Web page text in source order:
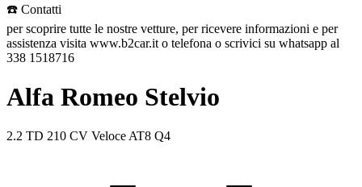
☎️ Contatti
per scoprire tutte le nostre vetture, per ricevere informazioni e per
assistenza visita www.b2car.it o telefona o scrivici su whatsapp al
338 1518716
Alfa Romeo Stelvio
2.2 TD 210 CV Veloce AT8 Q4